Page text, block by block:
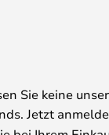
Sie keine
Jetzt